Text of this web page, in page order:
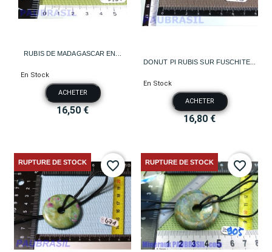
RUBIS DE MADAGASCAR EN...
En Stock
ACHETER
16,50 €
DONUT PI RUBIS SUR FUSCHITE...
En Stock
ACHETER
16,80 €
RUPTURE DE STOCK favorite_border RUPTURE DE STOCK favorite_border